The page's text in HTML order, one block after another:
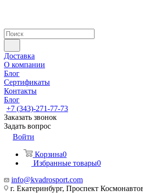
Доставка
О компании
Блог
Сертификаты
Контакты
Блог
+7 (343)-271-77-73
Заказать звонок
Задать вопрос
Войти
Корзина0
Избранные товары0
info@kvadrosport.com
г. Екатеринбург, Проспект